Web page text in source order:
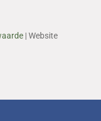
| Website